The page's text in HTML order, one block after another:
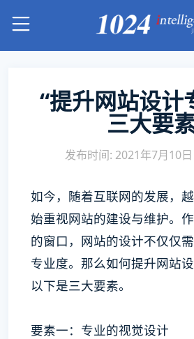
“提升网站设计
三大要
发布时间: 2021年7月10日
如今，随着互联网的发展，
始重视网站的建设与维护。
的窗口，网站的设计不仅仅
专业度。那么如何提升网站
以下是三大要素。
要素一：专业的视觉设计